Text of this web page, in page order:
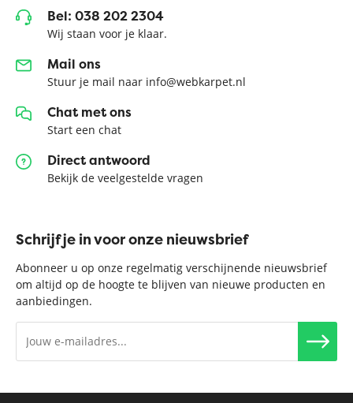
Bel: 038 202 2304
Wij staan voor je klaar.
Mail ons
Stuur je mail naar info@webkarpet.nl
Chat met ons
Start een chat
Direct antwoord
Bekijk de veelgestelde vragen
Schrijf je in voor onze nieuwsbrief
Abonneer u op onze regelmatig verschijnende nieuwsbrief
om altijd op de hoogte te blijven van nieuwe producten en
aanbiedingen.